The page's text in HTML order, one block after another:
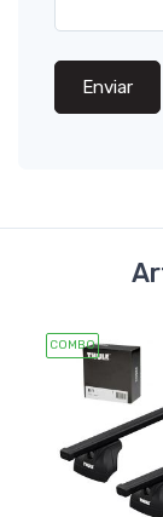
Enviar
COMBO